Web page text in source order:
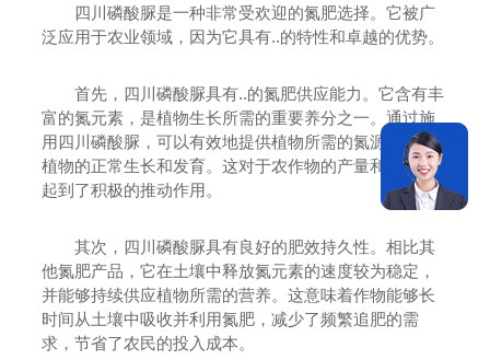
四川磷酸脲是一种非常受欢迎的氮肥选择。它被广
泛应用于农业领域，因为它具有..的特性和卓越的优势。
首先，四川磷酸脲具有..的氮肥供应能力。它含有丰
富的氮元素，是植物生长所需的重要养分之一。通过施
用四川磷酸脲，可以有效地提供植物所需的氮源，促进
植物的正常生长和发育。这对于农作物的产量和质量都
起到了积极的推动作用。
其次，四川磷酸脲具有良好的肥效持久性。相比其
他氮肥产品，它在土壤中释放氮元素的速度较为稳定，
并能够持续供应植物所需的营养。这意味着作物能够长
时间从土壤中吸收并利用氮肥，减少了频繁追肥的需
求，节省了农民的投入成本。